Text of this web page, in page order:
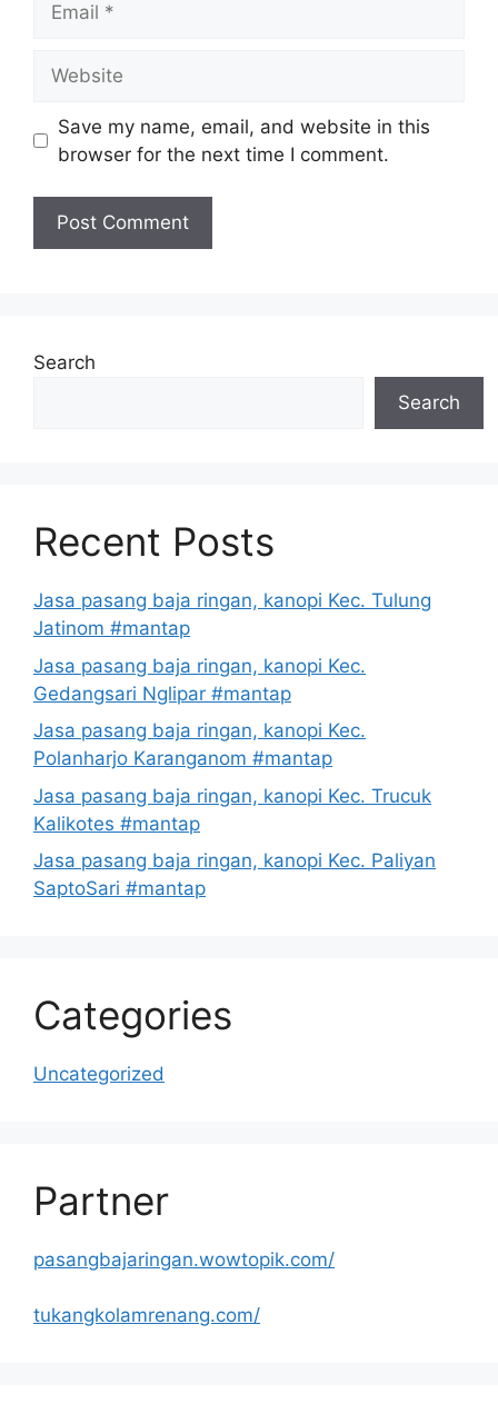
Save my name, email, and website in this
browser for the next time I comment.
Search
Search
Recent Posts
Jasa pasang baja ringan, kanopi Kec. Tulung
Jatinom #mantap
Jasa pasang baja ringan, kanopi Kec.
Gedangsari Nglipar #mantap
Jasa pasang baja ringan, kanopi Kec.
Polanharjo Karanganom #mantap
Jasa pasang baja ringan, kanopi Kec. Trucuk
Kalikotes #mantap
Jasa pasang baja ringan, kanopi Kec. Paliyan
SaptoSari #mantap
Categories
Uncategorized
Partner
pasangbajaringan.wowtopik.com/
tukangkolamrenang.com/